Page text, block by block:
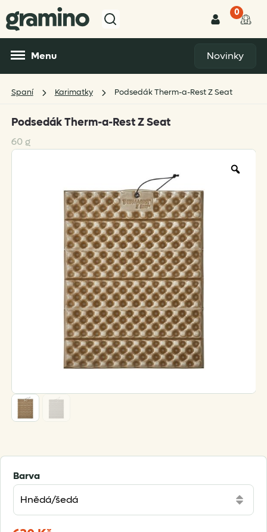
0
Menu Novinky
Spaní Karimatky Podsedák Therm-a-Rest Z Seat
Podsedák Therm-a-Rest Z Seat
60 g
Barva